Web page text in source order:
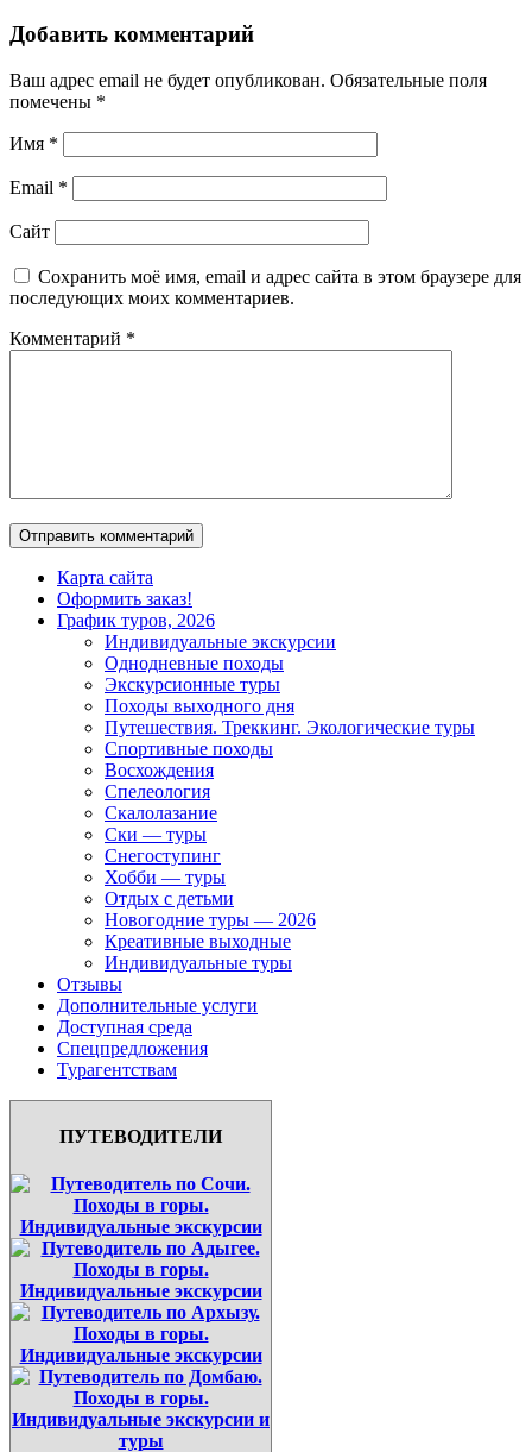
Добавить комментарий
Ваш адрес email не будет опубликован. Обязательные поля
помечены *
Имя *
Email *
Сайт
Сохранить моё имя, email и адрес сайта в этом браузере для
последующих моих комментариев.
Комментарий *
Карта сайта
Оформить заказ!
График туров, 2026
Индивидуальные экскурсии
Однодневные походы
Экскурсионные туры
Походы выходного дня
Путешествия. Треккинг. Экологические туры
Спортивные походы
Восхождения
Спелеология
Скалолазание
Ски — туры
Снегоступинг
Хобби — туры
Отдых с детьми
Новогодние туры — 2026
Креативные выходные
Индивидуальные туры
Отзывы
Дополнительные услуги
Доступная среда
Спецпредложения
Турагентствам
ПУТЕВОДИТЕЛИ